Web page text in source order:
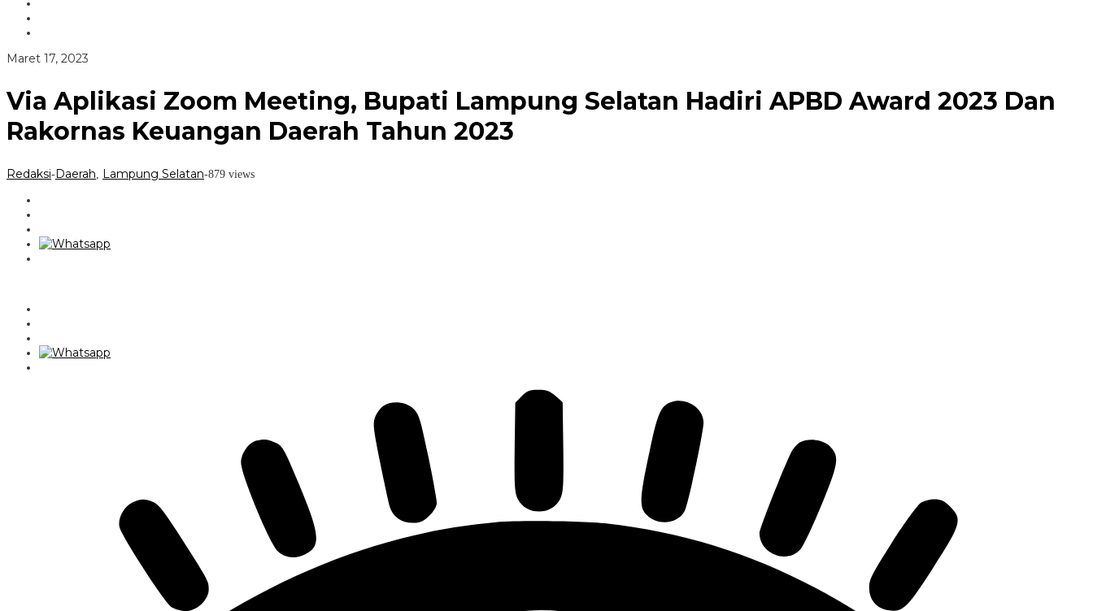
2023
Dan
Keuangan
Daerah
2023
Maret 17, 2023
Via Aplikasi Zoom Meeting, Bupati Lampung Selatan Hadiri APBD Award 2023 Dan
Rakornas Keuangan Daerah Tahun 2023
Redaksi-Daerah Lampung Selatan-879 views